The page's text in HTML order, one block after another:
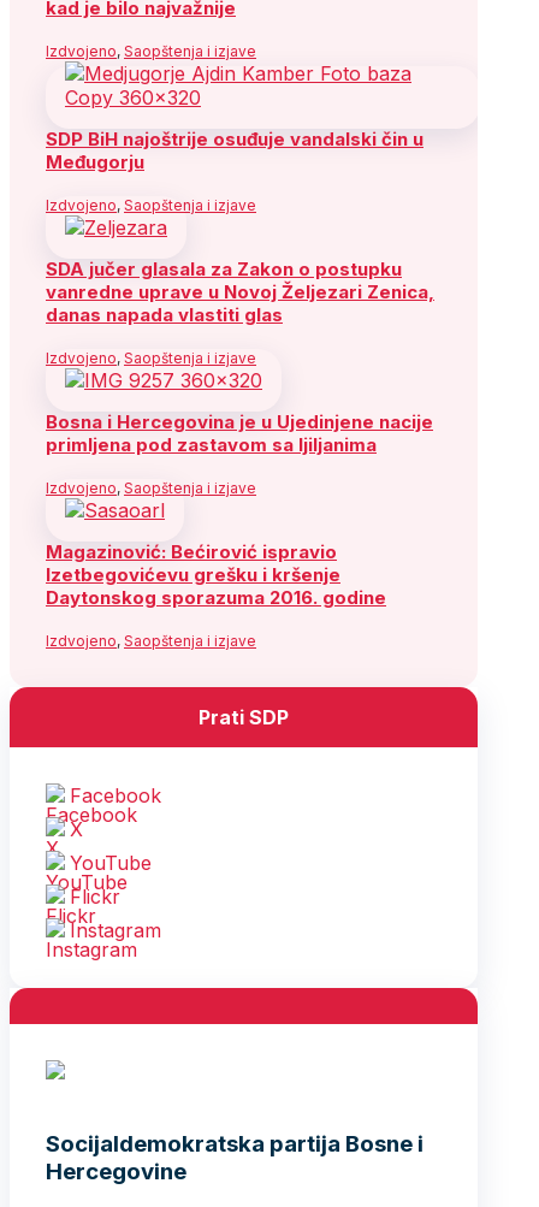
kad je bilo najvažnije
Izdvojeno, Saopštenja i izjave
SDP BiH najoštrije osuđuje vandalski čin u
Međugorju
Izdvojeno, Saopštenja i izjave
SDA jučer glasala za Zakon o postupku
vanredne uprave u Novoj Željezari Zenica,
danas napada vlastiti glas
Izdvojeno, Saopštenja i izjave
Bosna i Hercegovina je u Ujedinjene nacije
primljena pod zastavom sa ljiljanima
Izdvojeno, Saopštenja i izjave
Magazinović: Bećirović ispravio
Izetbegovićevu grešku i kršenje
Daytonskog sporazuma 2016. godine
Izdvojeno, Saopštenja i izjave
Prati SDP
Facebook
X
YouTube
Flickr
Instagram
Socijaldemokratska partija Bosne i
Hercegovine